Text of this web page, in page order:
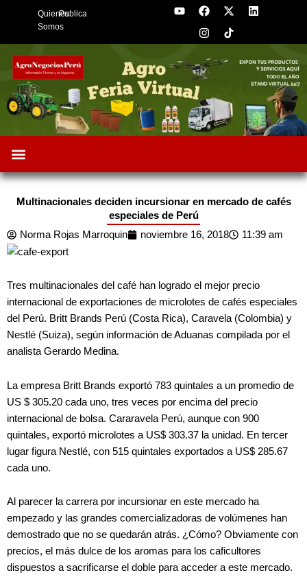
Quienes
Somos
Publica
Y
o
b
e
F
a
c
e
o
o
k
X
-
t
w
t
L
i
d
n
I
n
s
t
g
r
a
Multinacionales deciden incursionar en mercado de cafés
especiales de Perú
Norma Rojas Marroquin
noviembre 16, 2018 11:39 am
Tres multinacionales del café han logrado el mejor precio
internacional de exportaciones de microlotes de cafés especiales
del Perú. Britt Brands Perú (Costa Rica), Caravela (Colombia) y
Nestlé (Suiza), según información de Aduanas compilada por el
analista Gerardo Medina.
La empresa Britt Brands exportó 783 quintales a un promedio de
US $ 305.20 cada uno, tres veces por encima del precio
internacional de bolsa. Cararavela Perú, aunque con 900
quintales, exportó microlotes a US$ 303.37 la unidad. En tercer
lugar figura Nestlé, con 515 quintales exportados a US$ 285.67
cada uno.
Al parecer la carrera por incursionar en este mercado ha
empezado y las grandes comercializadoras de volúmenes han
demostrado que no se quedarán atrás. ¿Cómo? Obviamente con
precios, el más dulce de los aromas para los caficultores
dispuestos a sacrificarse el doble para acceder a este mercado.